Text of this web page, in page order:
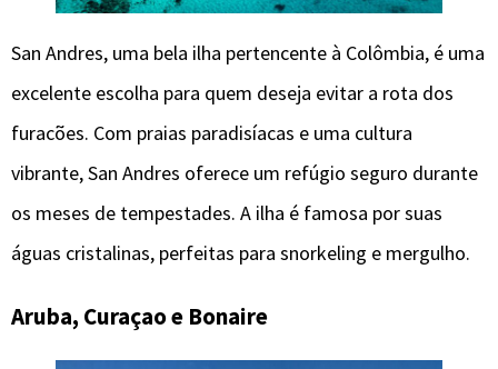
San Andres, uma bela ilha pertencente à Colômbia, é uma
excelente escolha para quem deseja evitar a rota dos
furacões. Com praias paradisíacas e uma cultura
vibrante, San Andres oferece um refúgio seguro durante
os meses de tempestades. A ilha é famosa por suas
águas cristalinas, perfeitas para snorkeling e mergulho.
Aruba, Curaçao e Bonaire